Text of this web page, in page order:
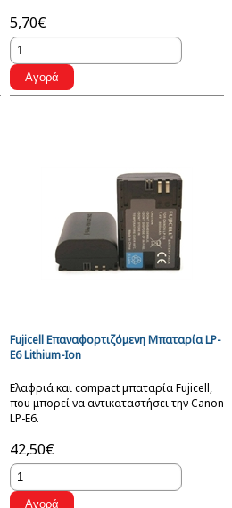
5,70€
Fujicell Επαναφορτιζόμενη Μπαταρία LP-
E6 Lithium-Ion
Ελαφριά και compact μπαταρία Fujicell,
που μπορεί να αντικαταστήσει την Canon
LP-E6.
42,50€